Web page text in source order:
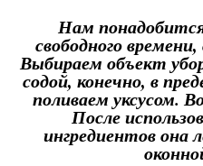
Нам
свободного
Выбираем объект
содой, конечно, в
поливаем уксусом.
После
ингредиентов она